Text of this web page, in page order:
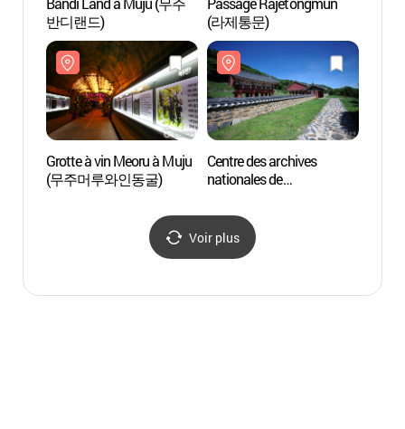
반디랜드)
(라제통문)
Grotte à vin Meoru à Muju
(무주머루와인동굴)
Centre des archives
nationales de
적상산사고지
Voir plus